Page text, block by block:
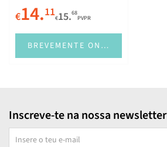
€14.11€15.68
PVPR
BREVEMENTE ONLINE
Inscreve-te na nossa newsletter